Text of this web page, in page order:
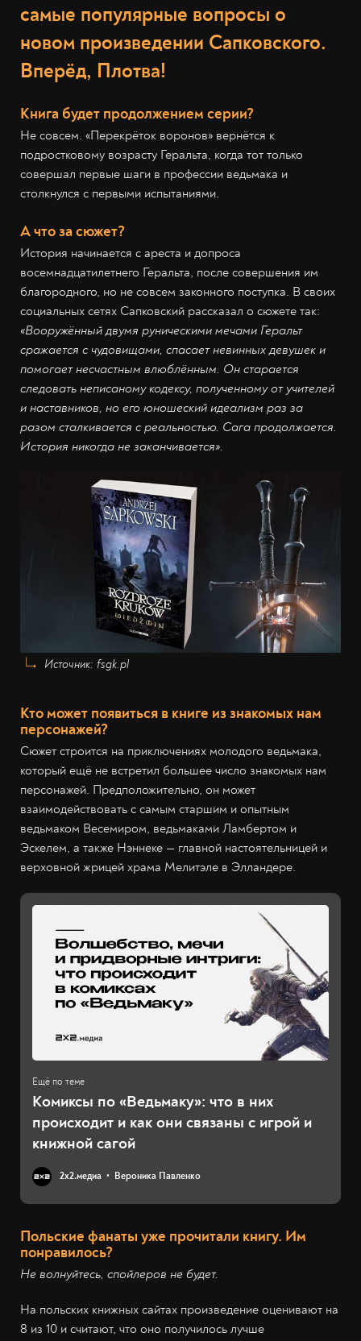
самые популярные вопросы о
новом произведении Сапковского.
Вперёд, Плотва!
Книга будет продолжением серии?
Не совсем. «Перекрёток воронов» вернётся к
подростковому возрасту Геральта, когда тот только
совершал первые шаги в профессии ведьмака и
столкнулся с первыми испытаниями.
А что за сюжет?
История начинается с ареста и допроса
восемнадцатилетнего Геральта, после совершения им
благородного, но не совсем законного поступка. В своих
социальных сетях Сапковский рассказал о сюжете так:
«Вооружённый двумя руническими мечами Геральт
сражается с чудовищами, спасает невинных девушек и
помогает несчастным влюблённым. Он старается
следовать неписаному кодексу, полученному от учителей
и наставников, но его юношеский идеализм раз за
разом сталкивается с реальностью. Сага продолжается.
История никогда не заканчивается».
Источник: fsgk.pl
Кто может появиться в книге из знакомых нам
персонажей?
Сюжет строится на приключениях молодого ведьмака,
который ещё не встретил большее число знакомых нам
персонажей. Предположительно, он может
взаимодействовать с самым старшим и опытным
ведьмаком Весемиром, ведьмаками Ламбертом и
Эскелем, а также Нэннеке — главной настоятельницей и
верховной жрицей храма Мелитэле в Элландере.
Комиксы по «Ведьмаку»: что в них
происходит и как они связаны с игрой и
книжной сагой
2х2.медиа Вероника Павленко
Польские фанаты уже прочитали книгу. Им
понравилось?
Не волнуйтесь, спойлеров не будет.
На польских книжных сайтах произведение оценивают на
8 из 10 и считают, что оно получилось лучше